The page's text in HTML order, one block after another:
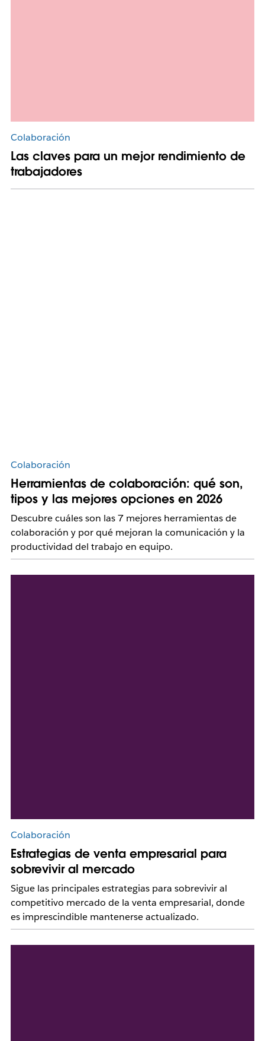
Colaboración
Las claves para un mejor rendimiento de
trabajadores
Colaboración
Herramientas de colaboración: qué son,
tipos y las mejores opciones en 2026
Descubre cuáles son las 7 mejores herramientas de
colaboración y por qué mejoran la comunicación y la
productividad del trabajo en equipo.
Colaboración
Estrategias de venta empresarial para
sobrevivir al mercado
Sigue las principales estrategias para sobrevivir al
competitivo mercado de la venta empresarial, donde
es imprescindible mantenerse actualizado.